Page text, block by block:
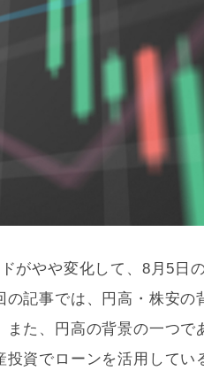
がやや変化して、8月5日
記事では、円高・株安の
た、円高の背景の一つで
資でローンを活用してい